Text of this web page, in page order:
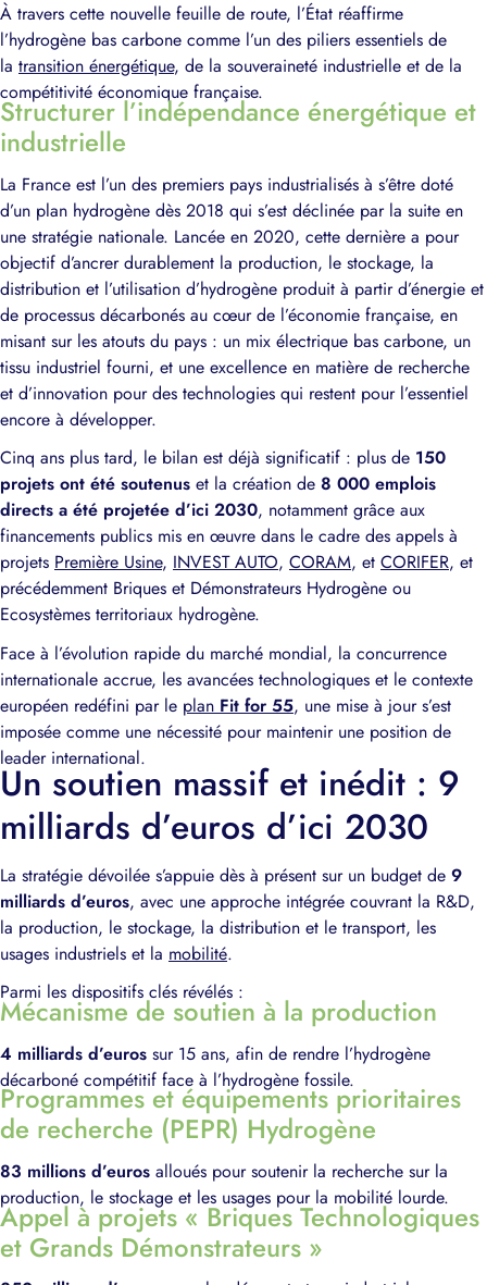
À travers cette nouvelle feuille de route, l’État réaffirme
l’hydrogène bas carbone comme l’un des piliers essentiels de
la transition énergétique, de la souveraineté industrielle et de la
compétitivité économique française.
Structurer l’indépendance énergétique et
industrielle
La France est l’un des premiers pays industrialisés à s’être doté
d’un plan hydrogène dès 2018 qui s’est déclinée par la suite en
une stratégie nationale. Lancée en 2020, cette dernière a pour
objectif d’ancrer durablement la production, le stockage, la
distribution et l’utilisation d’hydrogène produit à partir d’énergie et
de processus décarbonés au cœur de l’économie française, en
misant sur les atouts du pays : un mix électrique bas carbone, un
tissu industriel fourni, et une excellence en matière de recherche
et d’innovation pour des technologies qui restent pour l’essentiel
encore à développer.
Cinq ans plus tard, le bilan est déjà significatif : plus de 150
projets ont été soutenus et la création de 8 000 emplois
directs a été projetée d’ici 2030, notamment grâce aux
financements publics mis en œuvre dans le cadre des appels à
projets Première Usine, INVEST AUTO, CORAM, et CORIFER, et
précédemment Briques et Démonstrateurs Hydrogène ou
Ecosystèmes territoriaux hydrogène.
Face à l’évolution rapide du marché mondial, la concurrence
internationale accrue, les avancées technologiques et le contexte
européen redéfini par le plan Fit for 55, une mise à jour s’est
imposée comme une nécessité pour maintenir une position de
leader international.
Un soutien massif et inédit : 9
milliards d’euros d’ici 2030
La stratégie dévoilée s’appuie dès à présent sur un budget de 9
milliards d’euros, avec une approche intégrée couvrant la R&D,
la production, le stockage, la distribution et le transport, les
usages industriels et la mobilité.
Parmi les dispositifs clés révélés :
Mécanisme de soutien à la production
4 milliards d’euros sur 15 ans, afin de rendre l’hydrogène
décarboné compétitif face à l’hydrogène fossile.
Programmes et équipements prioritaires
de recherche (PEPR) Hydrogène
83 millions d’euros alloués pour soutenir la recherche sur la
production, le stockage et les usages pour la mobilité lourde.
Appel à projets « Briques Technologiques
et Grands Démonstrateurs »